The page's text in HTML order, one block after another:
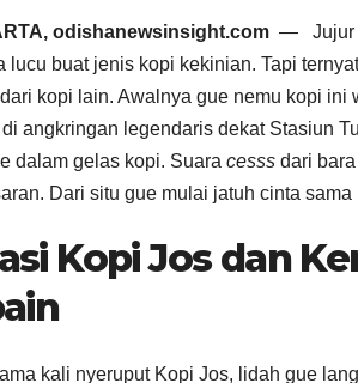
odishanewsinsight.com — Jujur
lucu buat jenis kopi kekinian. Tapi
kopi lain. Awalnya gue nemu kopi
angkringan legendaris dekat Stasiun
dalam gelas kopi. Suara cesss dari
Dari situ gue mulai jatuh cinta sama
Kopi Jos dan
kali nyeruput Kopi Jos, lidah gue